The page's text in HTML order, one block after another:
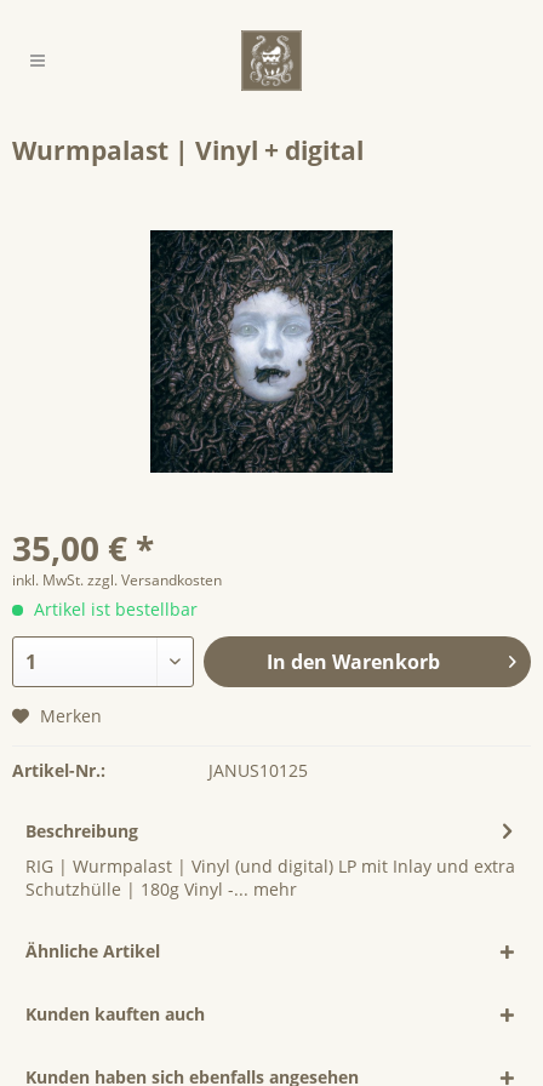
Wurmpalast | Vinyl + digital
35,00 € *
inkl. MwSt.zzgl. Versandkosten
Artikel ist bestellbar
In den Warenkorb
Merken
Artikel-Nr.: JANUS10125
Beschreibung
RIG | Wurmpalast | Vinyl (und digital) LP mit Inlay und extra
Schutzhülle | 180g Vinyl -... mehr
Ähnliche Artikel
Kunden kauften auch
Kunden haben sich ebenfalls angesehen